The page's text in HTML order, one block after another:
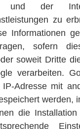
und der
zu
Informationen
sofern
soweit Dritte
verarbeiten.
Adresse mit
werden,
die